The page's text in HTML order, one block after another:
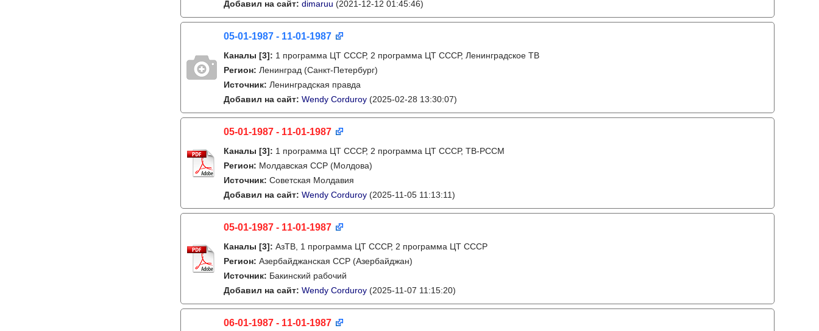
Добавил на сайт: dimaruu (2021-12-12 01:45:46)
05-01-1987 - 11-01-1987
Каналы [3]: 1 программа ЦТ СССР, 2 программа ЦТ СССР, Ленинградское ТВ
Регион: Ленинград (Санкт-Петербург)
Источник: Ленинградская правда
Добавил на сайт: Wendy Corduroy (2025-02-28 13:30:07)
05-01-1987 - 11-01-1987
Каналы [3]: 1 программа ЦТ СССР, 2 программа ЦТ СССР, ТВ-РССМ
Регион: Молдавская ССР (Молдова)
Источник: Советская Молдавия
Добавил на сайт: Wendy Corduroy (2025-11-05 11:13:11)
05-01-1987 - 11-01-1987
Каналы [3]: АзТВ, 1 программа ЦТ СССР, 2 программа ЦТ СССР
Регион: Азербайджанская ССР (Азербайджан)
Источник: Бакинский рабочий
Добавил на сайт: Wendy Corduroy (2025-11-07 11:15:20)
06-01-1987 - 11-01-1987